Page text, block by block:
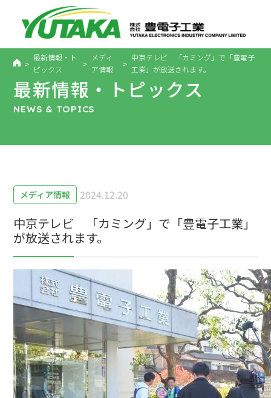
>最新情報・ト
ピックス
> メディ
ア情報
> 中京テレビ 「カミング」で「豊電子
工業」が放送されます。
最新情報・トピックス
NEWS & TOPICS
メディア情報 2024.12.20
中京テレビ 「カミング」で「豊電子工業」
が放送されます。